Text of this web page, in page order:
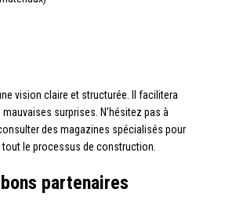
vision claire et structurée. Il facilitera
surprises. N’hésitez pas à
des magazines spécialisés pour
le processus de construction.
partenaires